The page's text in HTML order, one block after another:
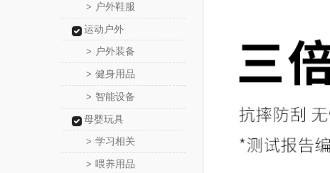
> 户外鞋服
运动户外
> 户外装备
> 健身用品
> 智能设备
母婴玩具
> 学习相关
> 喂养用品